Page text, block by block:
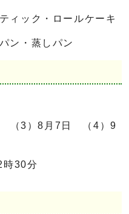
ィック・ロールケーキ
ン・蒸しパン
（3）8月7日 （4）9
時30分